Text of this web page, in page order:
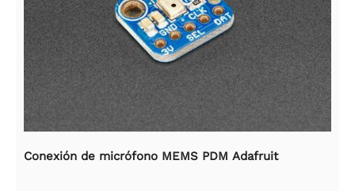
Conexión de micrófono MEMS PDM Adafruit